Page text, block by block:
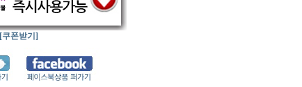
[쿠폰받기]